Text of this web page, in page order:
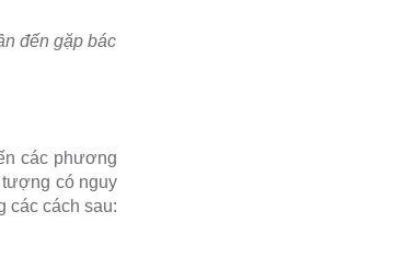
đến gặp bác
các phương
tượng có nguy
các cách sau: